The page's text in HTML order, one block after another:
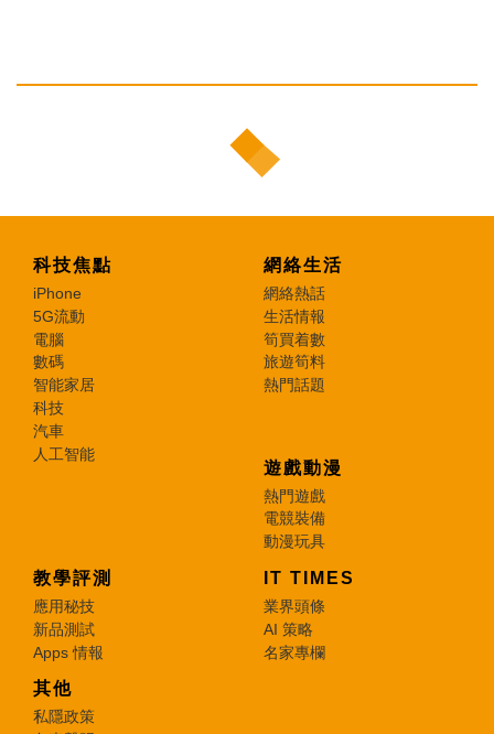
科技焦點
iPhone
5G流動
電腦
數碼
智能家居
科技
汽車
人工智能
網絡生活
網絡熱話
生活情報
筍買着數
旅遊筍料
熱門話題
遊戲動漫
熱門遊戲
電競裝備
動漫玩具
教學評測
應用秘技
新品測試
Apps 情報
IT TIMES
業界頭條
AI 策略
名家專欄
其他
私隱政策